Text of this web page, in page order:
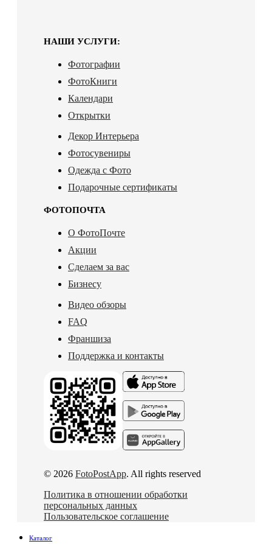
НАШИ УСЛУГИ:
Фотографии
ФотоКниги
Календари
Открытки
Декор Интерьера
Фотосувениры
Одежда с Фото
Подарочные сертификаты
ФОТОПОЧТА
О ФотоПочте
Акции
Сделаем за вас
Бизнесу
Видео обзоры
FAQ
Франшиза
Поддержка и контакты
© 2026 FotoPostApp. All rights reserved
Политика в отношении обработки
персональных данных
Пользовательское соглашение
Каталог